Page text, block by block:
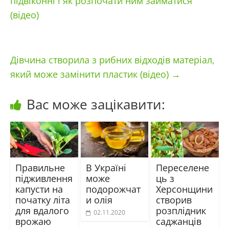
(відео)
Дівчина створила з рибних відходів матеріал,
який може замінити пластик (відео) →
Вас може зацікавити:
Правильне
підживлення
капусти на
початку літа
для вдалого
врожаю
В Україні
може
подорожчат
и олія
02.11.2020
Переселене
ць з
Херсонщини
створив
розплідник
саджанців